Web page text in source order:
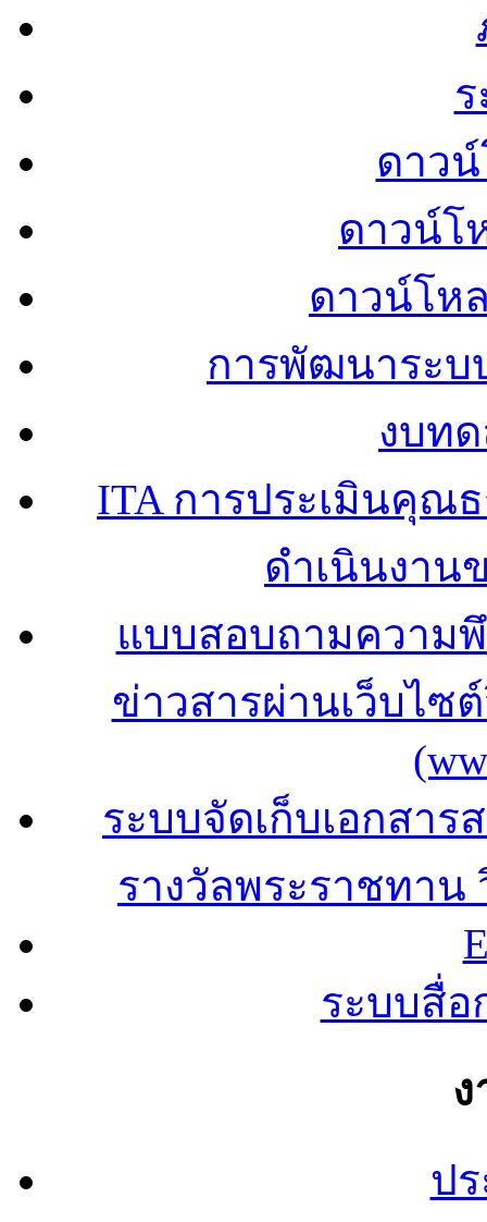
ดาว
ดาวน์โ
ดาวน์โห
การพัฒนาระ
งบท
ITA การประเมินคุณ
ดำเนินงาน
แบบสอบถามความ
ข่าวสารผ่านเว็บไซ
ระบบจัดเก็บเอกสา
รางวัลพระราชทา
ระบบสื่อ
ป